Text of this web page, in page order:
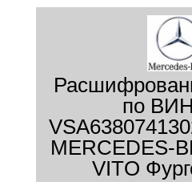
по
MERCEDES-
VITO